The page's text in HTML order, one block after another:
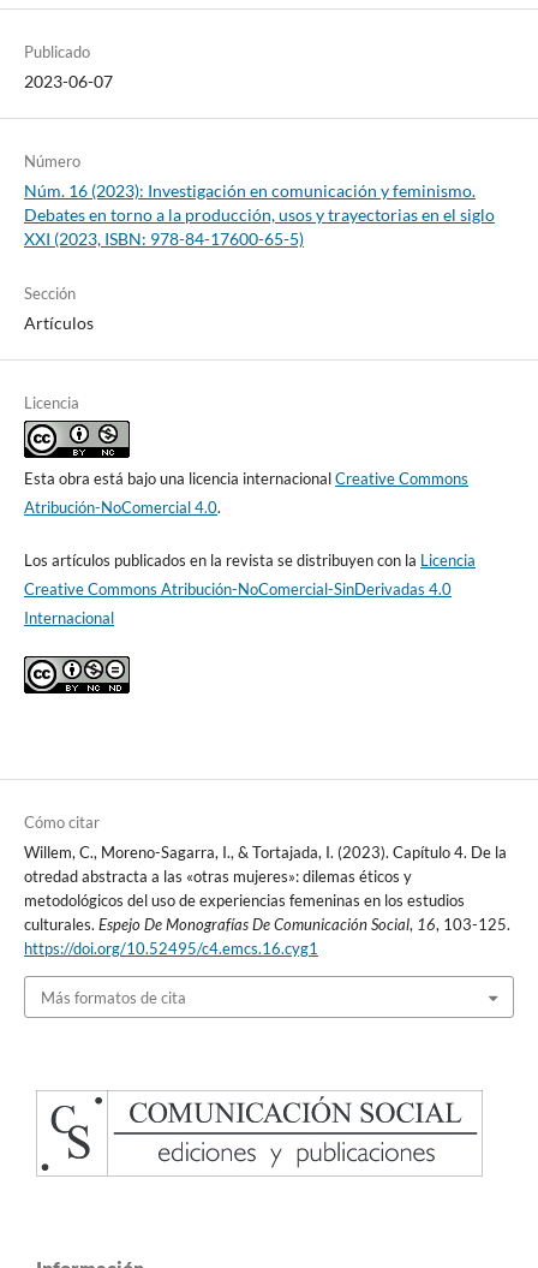
Publicado
2023-06-07
Número
Núm. 16 (2023): Investigación en comunicación y feminismo.
Debates en torno a la producción, usos y trayectorias en el siglo
XXI (2023, ISBN: 978-84-17600-65-5)
Sección
Artículos
Licencia
Esta obra está bajo una licencia internacionalCreative Commons
Atribución-NoComercial 4.0.
Los artículos publicados en la revista se distribuyen con la Licencia
Creative Commons Atribución-NoComercial-SinDerivadas 4.0
Internacional
Cómo citar
Willem, C., Moreno-Sagarra, I., & Tortajada, I. (2023). Capítulo 4. De la
otredad abstracta a las «otras mujeres»: dilemas éticos y
metodológicos del uso de experiencias femeninas en los estudios
culturales. Espejo De Monografías De Comunicación Social, 16, 103-125.
https://doi.org/10.52495/c4.emcs.16.cyg1
Más formatos de cita